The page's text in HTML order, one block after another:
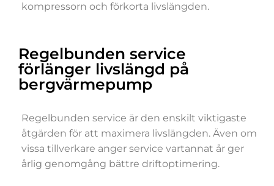
kompressorn och förkorta livslängden.
Regelbunden service
förlänger livslängd på
bergvärmepump
Regelbunden service är den enskilt viktigaste
åtgärden för att maximera livslängden. Även om
vissa tillverkare anger service vartannat år ger
årlig genomgång bättre driftoptimering.